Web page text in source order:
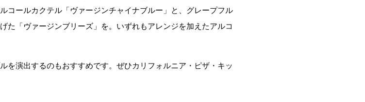
コールカクテル「ヴァージンチャイナブルー」と、グレープフル
た「ヴァージンブリーズ」を。いずれもアレンジを加えたアルコ
を演出するのもおすすめです。ぜひカリフォルニア・ピザ・キッ